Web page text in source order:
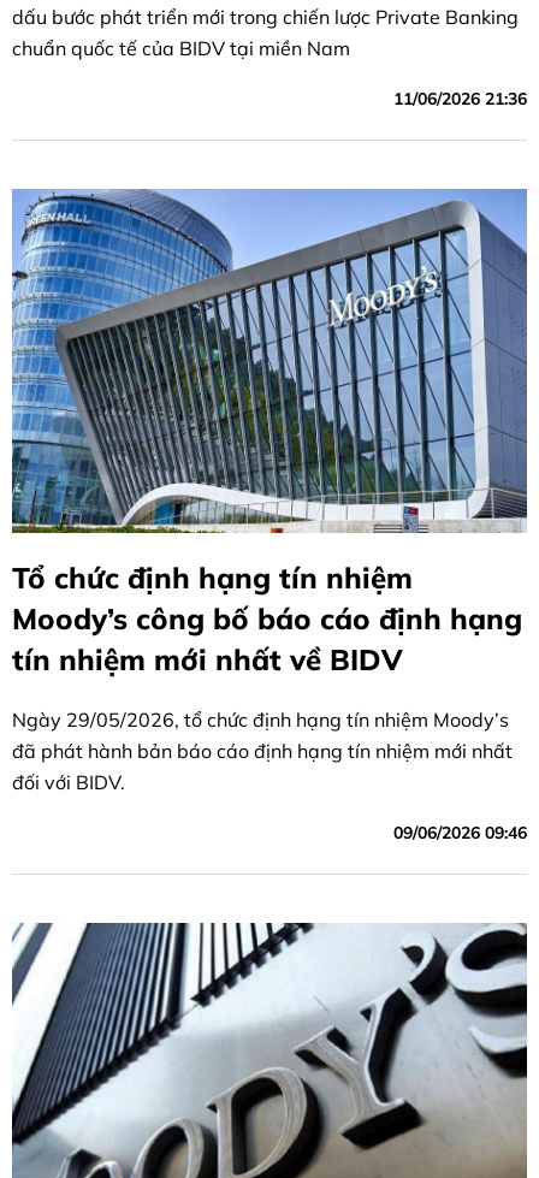
dấu bước phát triển mới trong chiến lược Private Banking
chuẩn quốc tế của BIDV tại miền Nam
11/06/2026 21:36
Tổ chức định hạng tín nhiệm
Moody’s công bố báo cáo định hạng
tín nhiệm mới nhất về BIDV
Ngày 29/05/2026, tổ chức định hạng tín nhiệm Moody’s
đã phát hành bản báo cáo định hạng tín nhiệm mới nhất
đối với BIDV.
09/06/2026 09:46